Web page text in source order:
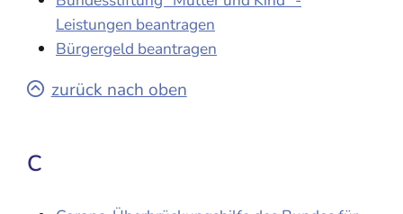
Leistungen beantragen
Bürgergeld beantragen
zurück nach oben
C